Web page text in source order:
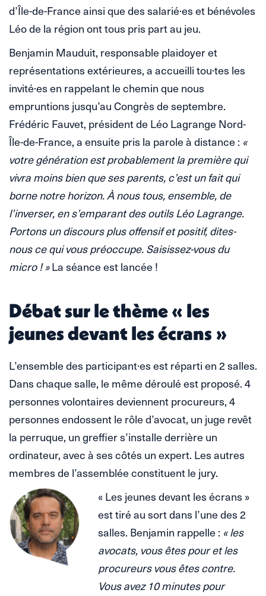
d’Île-de-France ainsi que des salarié·es et bénévoles
Léo de la région ont tous pris part au jeu.
Benjamin Mauduit, responsable plaidoyer et
représentations extérieures, a accueilli tou·tes les
invité·es en rappelant le chemin que nous
empruntions jusqu’au Congrès de septembre.
Frédéric Fauvet, président de Léo Lagrange Nord-
Île-de-France, a ensuite pris la parole à distance : «
votre génération est probablement la première qui
vivra moins bien que ses parents, c’est un fait qui
borne notre horizon. À nous tous, ensemble, de
l’inverser, en s’emparant des outils Léo Lagrange.
Portons un discours plus offensif et positif, dites-
nous ce qui vous préoccupe. Saisissez-vous du
micro ! »La séance est lancée !
Débat sur le thème « les
jeunes devant les écrans »
L’ensemble des participant·es est réparti en 2 salles.
Dans chaque salle, le même déroulé est proposé. 4
personnes volontaires deviennent procureurs, 4
personnes endossent le rôle d’avocat, un juge revêt
la perruque, un greffier s’installe derrière un
ordinateur, avec à ses côtés un expert. Les autres
membres de l’assemblée constituent le jury.
« Les jeunes devant les écrans »
est tiré au sort dans l’une des 2
salles. Benjamin rappelle : « les
avocats, vous êtes pour et les
procureurs vous êtes contre.
Vous avez 10 minutes pour